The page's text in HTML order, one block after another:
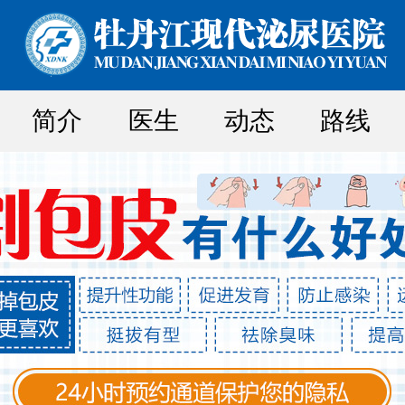
简介 医生 动态 路线